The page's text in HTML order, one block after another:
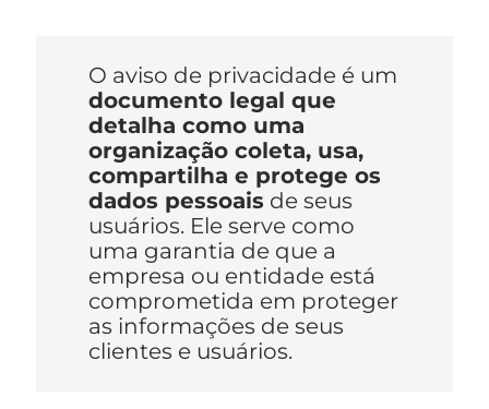
O aviso de privacidade é um
documento legal que
detalha como uma
organização coleta, usa,
compartilha e protege os
dados pessoais de seus
usuários. Ele serve como
uma garantia de que a
empresa ou entidade está
comprometida em proteger
as informações de seus
clientes e usuários.